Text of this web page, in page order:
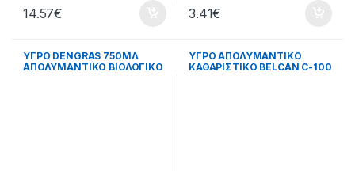
14.57€ 3.41€
ΥΓΡΟ DENGRAS 750ΜΛ
ΑΠΟΛΥΜΑΝΤΙΚΟ ΒΙΟΛΟΓΙΚΟ
ΥΓΡΟ ΑΠΟΛΥΜΑΝΤΙΚΟ
ΚΑΘΑΡΙΣΤΙΚΟ BELCAN C-100